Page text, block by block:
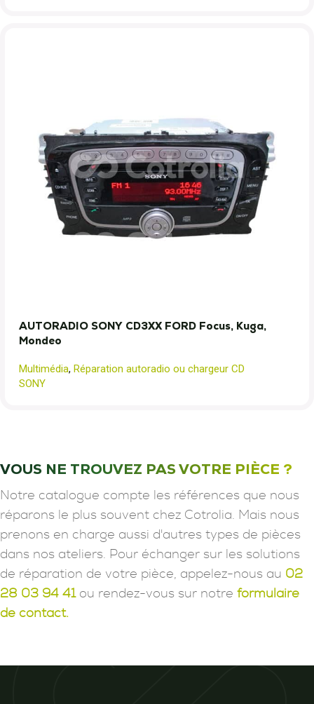
AUTORADIO SONY CD3XX FORD Focus, Kuga,
Mondeo
Multimédia, Réparation autoradio ou chargeur CD
SONY
VOUS NE TROUVEZ PAS VOTRE PIÈCE ?
Notre catalogue compte les références que nous
réparons le plus souvent chez Cotrolia. Mais nous
prenons en charge aussi d'autres types de pièces
dans nos ateliers. Pour échanger sur les solutions
de réparation de votre pièce, appelez-nous au 02
28 03 94 41ou rendez-vous sur notre formulaire
de contact.